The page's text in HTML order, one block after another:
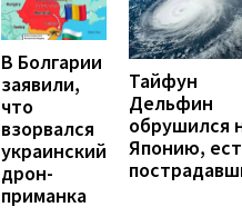
В Болгарии
заявили,
что
взорвался
украинский
дрон-
приманка
Тайфун
Дельфин
обрушился
Японию,